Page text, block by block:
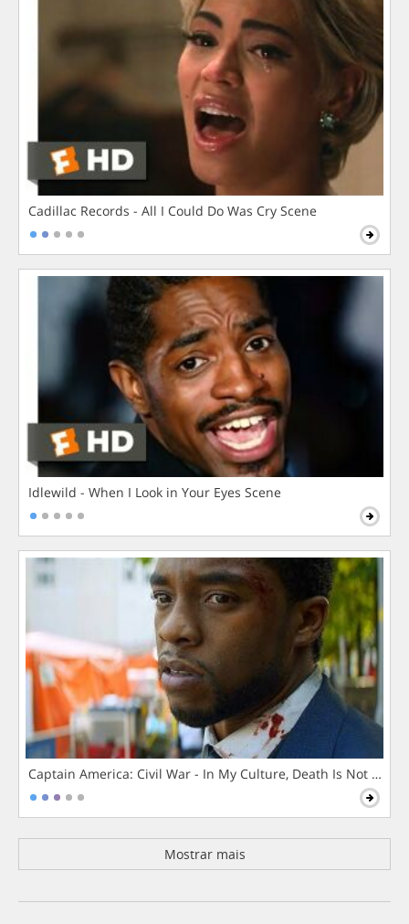
Cadillac Records - All I Could Do Was Cry Scene
Idlewild - When I Look in Your Eyes Scene
Captain America: Civil War - In My Culture, Death Is Not The
Mostrar mais